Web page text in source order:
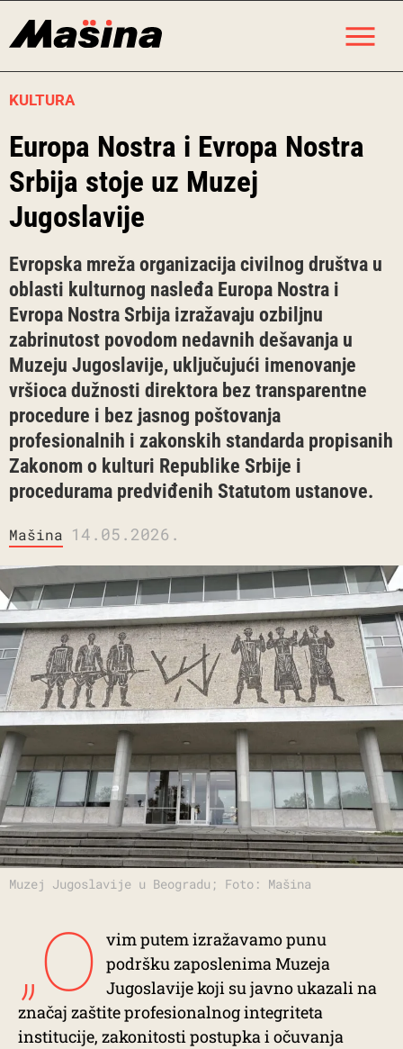
KULTURA
Europa Nostra i Evropa Nostra
Srbija stoje uz Muzej
Jugoslavije
Evropska mreža organizacija civilnog društva u
oblasti kulturnog nasleđa Europa Nostra i
Evropa Nostra Srbija izražavaju ozbiljnu
zabrinutost povodom nedavnih dešavanja u
Muzeju Jugoslavije, uključujući imenovanje
vršioca dužnosti direktora bez transparentne
procedure i bez jasnog poštovanja
profesionalnih i zakonskih standarda propisanih
Zakonom o kulturi Republike Srbije i
procedurama predviđenih Statutom ustanove.
Mašina 14.05.2026.
Muzej Jugoslavije u Beogradu; Foto: Mašina
„O vim putem izražavamo punu
podršku zaposlenima Muzeja
Jugoslavije koji su javno ukazali na
značaj zaštite profesionalnog integriteta
institucije, zakonitosti postupka i očuvanja